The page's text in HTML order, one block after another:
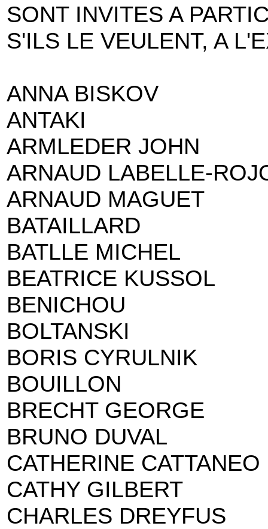
SONT INVITES A
S'ILS LE VEULENT, A
ANNA BISKOV
ANTAKI
ARMLEDER JOHN
ARNAUD LABELLE-
ARNAUD MAGUET
BATAILLARD
BATLLE MICHEL
BEATRICE KUSSOL
BENICHOU
BOLTANSKI
BORIS CYRULNIK
BOUILLON
BRECHT GEORGE
BRUNO DUVAL
CATHERINE CATTANEO
CATHY GILBERT
CHARLES DREYFUS